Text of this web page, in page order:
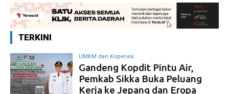
TERKINI
UMKM dan Koperasi
Gandeng Kopdit Pintu Air,
Pemkab Sikka Buka Peluang
Kerja ke Jepang dan Eropa